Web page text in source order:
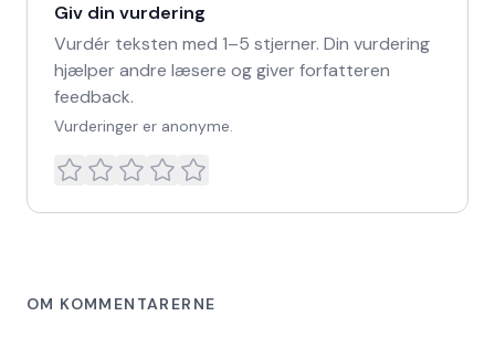
Giv din vurdering
Vurdér teksten med 1–5 stjerner. Din vurdering
hjælper andre læsere og giver forfatteren
feedback.
Vurderinger er anonyme.
OM KOMMENTARERNE